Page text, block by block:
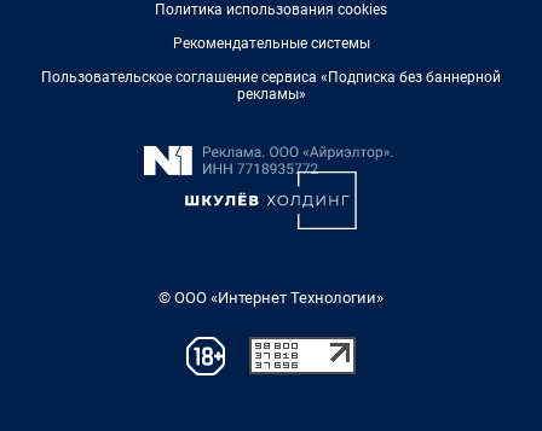
Политика использования cookies
Рекомендательные системы
Пользовательское соглашение сервиса «Подписка без баннерной
рекламы»
© ООО «Интернет Технологии»